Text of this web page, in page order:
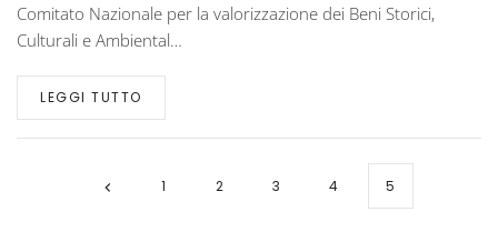
Comitato Nazionale per la valorizzazione dei Beni Storici,
Culturali e Ambiental…
LEGGI TUTTO
1 2 3 4 5